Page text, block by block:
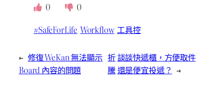
0
0
#SafeForLife Workflow 工具控
← 修復 WeKan 無法顯示
Board 內容的問題
折
騰
談談快遞櫃，方便取件
還是便宜投遞？ →